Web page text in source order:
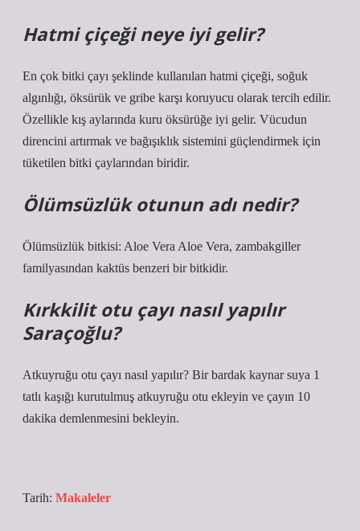
Hatmi çiçeği neye iyi gelir?
En çok bitki çayı şeklinde kullanılan hatmi çiçeği, soğuk
algınlığı, öksürük ve gribe karşı koruyucu olarak tercih edilir.
Özellikle kış aylarında kuru öksürüğe iyi gelir. Vücudun
direncini artırmak ve bağışıklık sistemini güçlendirmek için
tüketilen bitki çaylarından biridir.
Ölümsüzlük otunun adı nedir?
Ölümsüzlük bitkisi: Aloe Vera Aloe Vera, zambakgiller
familyasından kaktüs benzeri bir bitkidir.
Kırkkilit otu çayı nasıl yapılır
Saraçoğlu?
Atkuyruğu otu çayı nasıl yapılır? Bir bardak kaynar suya 1
tatlı kaşığı kurutulmuş atkuyruğu otu ekleyin ve çayın 10
dakika demlenmesini bekleyin.
Tarih: Makaleler